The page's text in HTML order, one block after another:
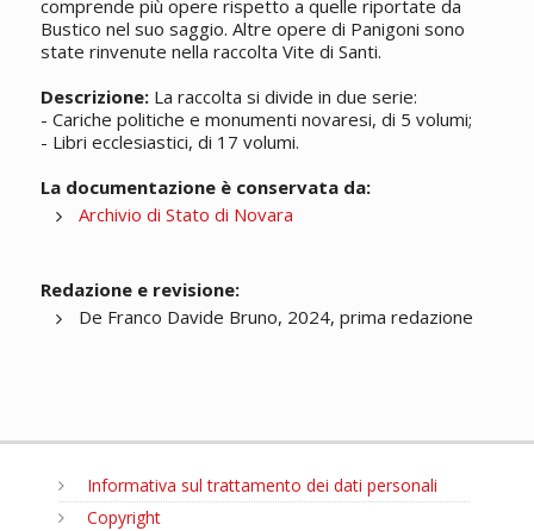
comprende più opere rispetto a quelle riportate da
Bustico nel suo saggio. Altre opere di Panigoni sono
state rinvenute nella raccolta Vite di Santi.
Descrizione:La raccolta si divide in due serie:
- Cariche politiche e monumenti novaresi, di 5 volumi;
- Libri ecclesiastici, di 17 volumi.
La documentazione è conservata da:
Archivio di Stato di Novara
Redazione e revisione:
De Franco Davide Bruno, 2024, prima redazione
Informativa sul trattamento dei dati personali
Copyright